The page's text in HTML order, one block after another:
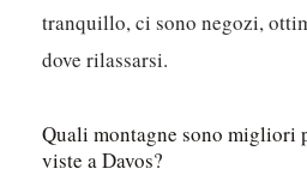
tranquillo, ci sono negozi,
dove rilassarsi.
Quali montagne sono migliori
viste a Davos?